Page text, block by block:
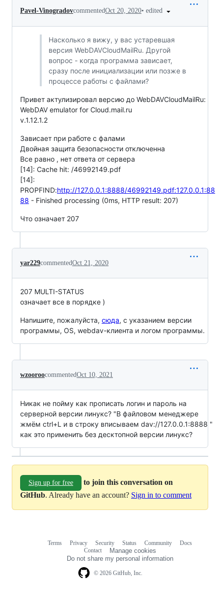
Pavel-VinogradovcommentedOct 20, 2020• edited
Насколько я вижу, у вас устаревшая
версия WebDAVCloudMailRu. Другой
вопрос - когда программа зависает,
сразу после инициализации или позже в
процессе работы с файлами?
Привет актулизировал версию до WebDAVCloudMailRu:
WebDAV emulator for Cloud.mail.ru
v.1.12.1.2
Зависает при работе с фалами
Двойная защита безопасности отключенна
Все равно , нет ответа от сервера
[14]: Cache hit: /46992149.pdf
[14]:
PROPFIND:http://127.0.0.1:8888/46992149.pdf:127.0.0.1:88
88 - Finished processing (0ms, HTTP result: 207)
Что означает 207
yar229commentedOct 21, 2020
207 MULTI-STATUS
означает все в порядке )
Напишите, пожалуйста, сюда, с указанием версии
программы, OS, webdav-клиента и логом программы.
wzooroocommentedOct 10, 2021
Никак не пойму как прописать логин и пароль на
серверной версии линукс? "В файловом менеджере
жмём ctrl+L и в строку вписываем dav://127.0.0.1:8888 "
как это применить без десктопной версии линукс?
Sign up for free
to join this conversation on
GitHub. Already have an account? Sign in to comment
© 2026 GitHub, Inc.
Terms Privacy Security Status Community
Docs
Contact
Manage cookies
Do not share my personal information